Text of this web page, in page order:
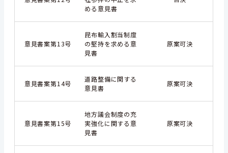
める意見書
意見書案第13号
昆布輸入割当制度
の堅持を求める意
見書
原案可決
意見書案第14号
道路整備に関する
意見書
原案可決
意見書案第15号
地方議会制度の充
実強化に関する意
見書
原案可決